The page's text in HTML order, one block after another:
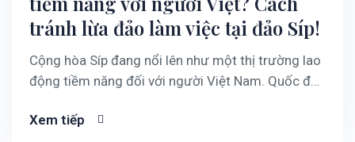
tránh lừa đảo làm việc tại đảo Síp!
Cộng hòa Síp đang nổi lên như một thị trường lao
động tiềm năng đối với người Việt Nam. Quốc đảo
môi trường an ninh, an toàn thuộc hàng top ở
Xem tiếp